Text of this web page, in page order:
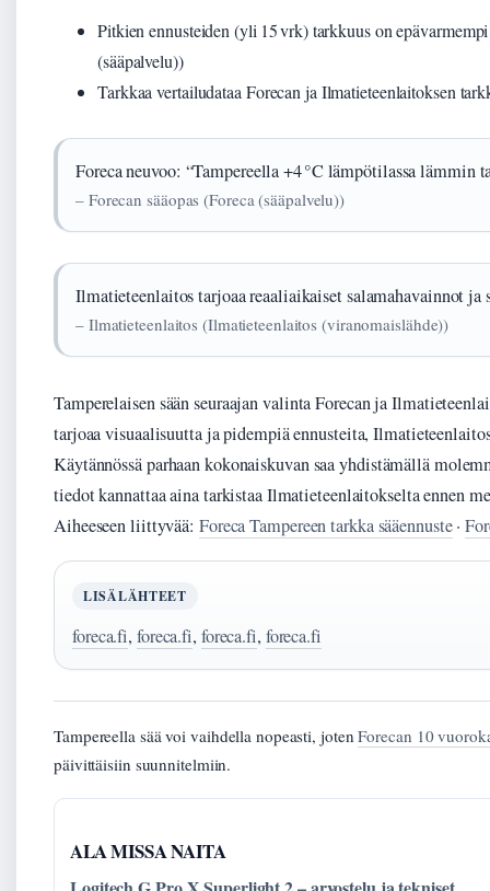
Pitkien ennusteiden (yli 15 vrk) tarkkuus on
(sääpalvelu))
Tarkkaa vertailudataa Forecan ja Ilmatieteenlaitoksen
Foreca neuvoo: “Tampereella +4 °C lämpötilassa lämmin
– Forecan sääopas (Foreca (sääpalvelu))
Ilmatieteenlaitos tarjoaa reaaliaikaiset salamahavainnot ja
– Ilmatieteenlaitos (Ilmatieteenlaitos (viranomaislähde))
Tamperelaisen sään seuraajan valinta Forecan ja
tarjoaa visuaalisuutta ja pidempiä ennusteita,
Käytännössä parhaan kokonaiskuvan saa yhdistämällä
tiedot kannattaa aina tarkistaa Ilmatieteenlaitokselta ennen
Aiheeseen liittyvää: Foreca Tampereen tarkka sääennuste·
LISÄLÄHTEET
foreca.fi, foreca.fi, foreca.fi, foreca.fi
Tampereella sää voi vaihdella nopeasti, jotenForecan 10
päivittäisiin suunnitelmiin.
ALA MISSA NAITA